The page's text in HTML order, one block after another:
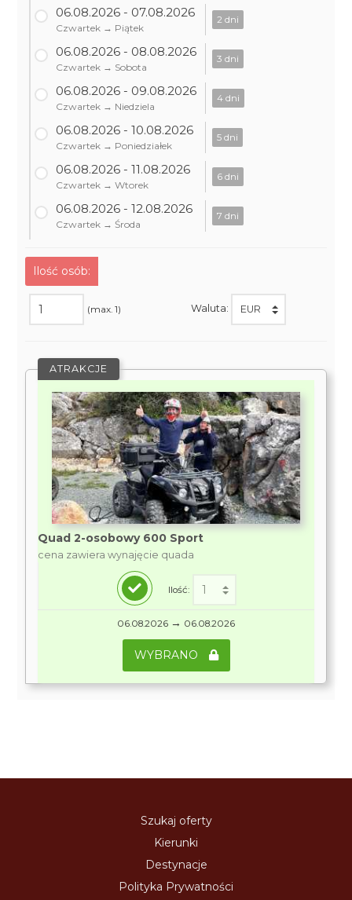
06.08.2026 - 07.08.2026
Czwartek → Piątek
2 dni
06.08.2026 - 08.08.2026
Czwartek → Sobota
3 dni
06.08.2026 - 09.08.2026
Czwartek → Niedziela
4 dni
06.08.2026 - 10.08.2026
Czwartek → Poniedziałek
5 dni
06.08.2026 - 11.08.2026
Czwartek → Wtorek
6 dni
06.08.2026 - 12.08.2026
Czwartek → Środa
7 dni
Ilość osób:
(max. 1) Waluta:
ATRAKCJE
Quad 2-osobowy 600 Sport
cena zawiera wynajęcie quada
Ilość:
06.08.2026 → 06.08.2026
WYBRANO
Szukaj oferty
Kierunki
Destynacje
Polityka Prywatności